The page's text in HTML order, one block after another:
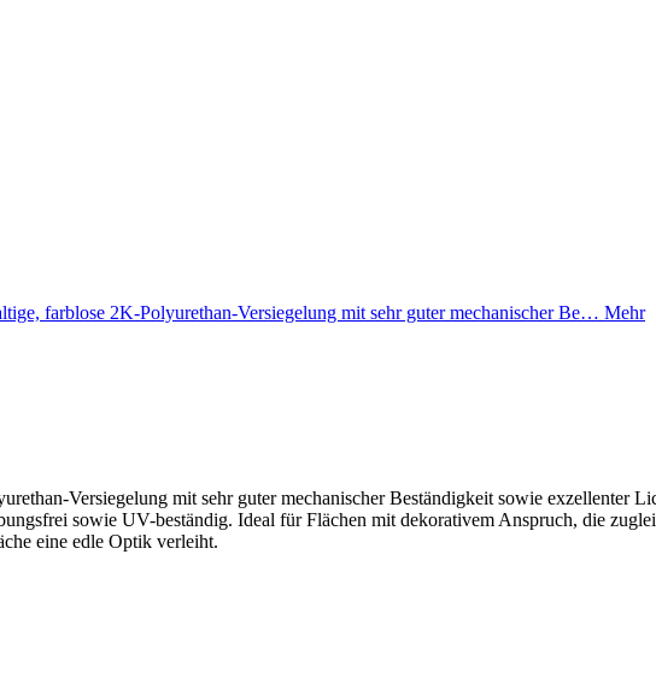
farblose 2K-Polyurethan-Versiegelung mit sehr guter mechanischer Be… Mehr
Versiegelung mit sehr guter mechanischer Beständigkeit sowie exzellenter
sowie UV-beständig. Ideal für Flächen mit dekorativem Anspruch, die
eine edle Optik verleiht.